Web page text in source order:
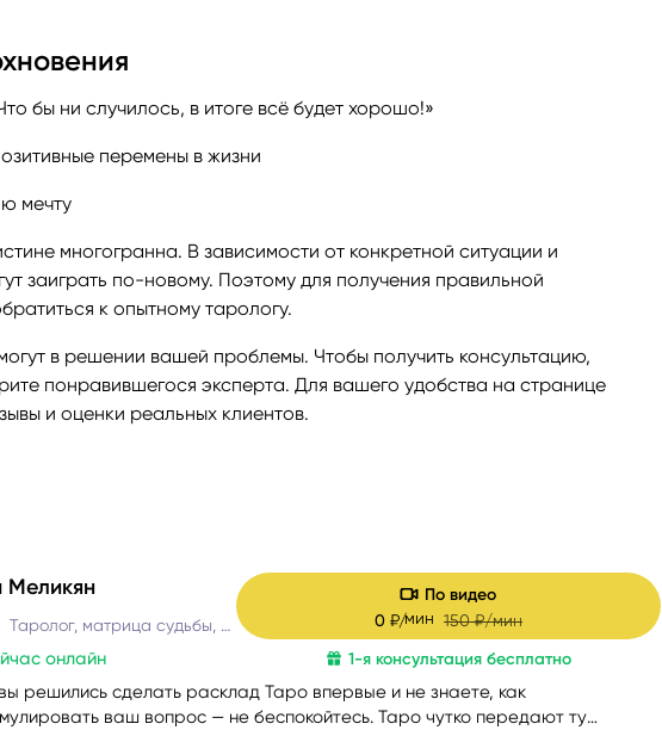
бы ни случилось, в итоге всё будет хорошо!»
перемены в жизни
мечту
многогранна. В зависимости от конкретной ситуации и
заиграть по-новому. Поэтому для получения правильной
к опытному тарологу.
в решении вашей проблемы. Чтобы получить консультацию,
понравившегося эксперта. Для вашего удобства на странице
и оценки реальных клиентов.
Меликян
Таролог, матрица судьбы, астролог
онлайн
решились сделать расклад Таро впервые и не знаете, как
ваш вопрос — не беспокойтесь. Таро чутко передают ту
По видео
0 ₽/мин150 ₽/мин
1-я консультация бесплатно